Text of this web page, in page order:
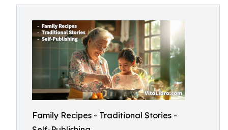
Family Recipes - Traditional Stories -